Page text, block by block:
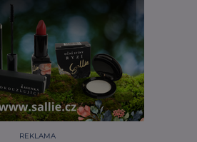
REKLAMA